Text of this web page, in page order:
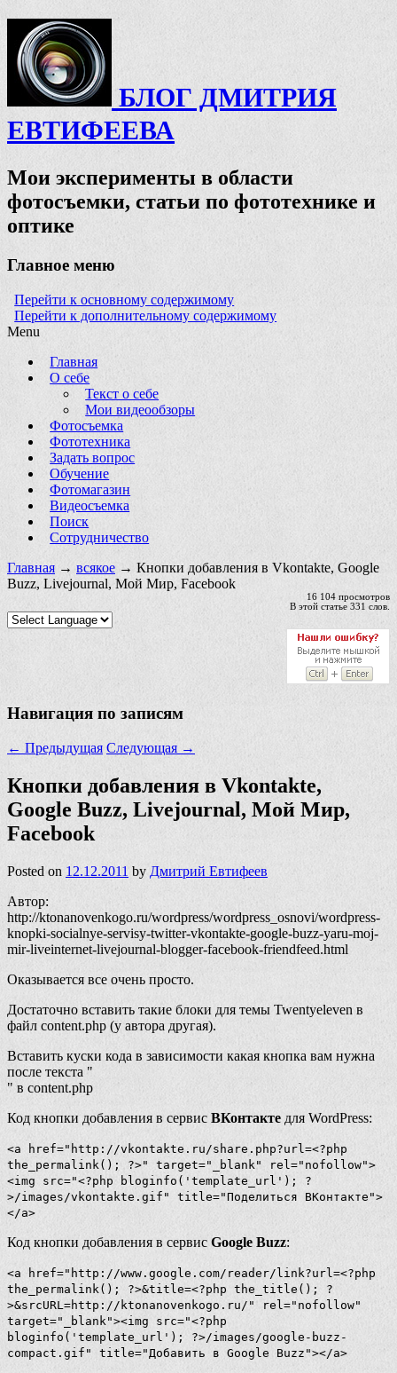
БЛОГ ДМИТРИЯ
ЕВТИФЕЕВА
Мои эксперименты в области
фотосъемки, статьи по фототехнике и
оптике
Главное меню
Перейти к основному содержимому
Перейти к дополнительному содержимому
Menu
Главная
О себе
Текст о себе
Мои видеообзоры
Фотосъемка
Фототехника
Задать вопрос
Обучение
Фотомагазин
Видеосъемка
Поиск
Сотрудничество
Главная → всякое → Кнопки добавления в Vkontakte, Google
Buzz, Livejournal, Мой Мир, Facebook
16 104 просмотров
В этой статье 331 слов.
Навигация по записям
← Предыдущая Следующая →
Кнопки добавления в Vkontakte,
Google Buzz, Livejournal, Мой Мир,
Facebook
Posted on 12.12.2011 by Дмитрий Евтифеев
Автор:
http://ktonanovenkogo.ru/wordpress/wordpress_osnovi/wordpress-
knopki-socialnye-servisy-twitter-vkontakte-google-buzz-yaru-moj-
mir-liveinternet-livejournal-blogger-facebook-friendfeed.html
Оказывается все очень просто.
Достаточно вставить такие блоки для темы Twentyeleven в
файл content.php (у автора другая).
Вставить куски кода в зависимости какая кнопка вам нужна
после текста "
" в content.php
Код кнопки добавления в сервис ВКонтакте для WordPress:
<a href="http://vkontakte.ru/share.php?url=<?php
the_permalink(); ?>" target="_blank" rel="nofollow">
<img src="<?php bloginfo('template_url'); ?
>/images/vkontakte.gif" title="Поделиться ВКонтакте">
</a>
Код кнопки добавления в сервис Google Buzz:
<a href="http://www.google.com/reader/link?url=<?php
the_permalink(); ?>&title=<?php the_title(); ?
>&srcURL=http://ktonanovenkogo.ru/" rel="nofollow"
target="_blank"><img src="<?php
bloginfo('template_url'); ?>/images/google-buzz-
compact.gif" title="Добавить в Google Buzz"></a>